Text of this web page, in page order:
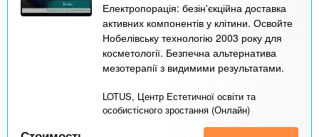
Електропорація: безін'єкційна доставка
активних компонентів у клітини. Освойте
Нобелівську технологію 2003 року для
косметології. Безпечна альтернатива
мезотерапії з видимими результатами.
LOTUS, Центр Естетичної освіти та
особистісного зростання (Онлайн)